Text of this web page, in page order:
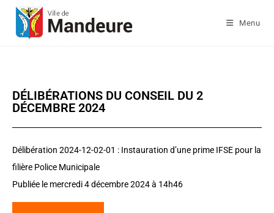
Menu
DÉLIBÉRATIONS DU CONSEIL DU 2
DÉCEMBRE 2024
Délibération 2024-12-02-01 : Instauration d’une prime IFSE pour la
filière Police Municipale
Publiée le mercredi 4 décembre 2024à 14h46